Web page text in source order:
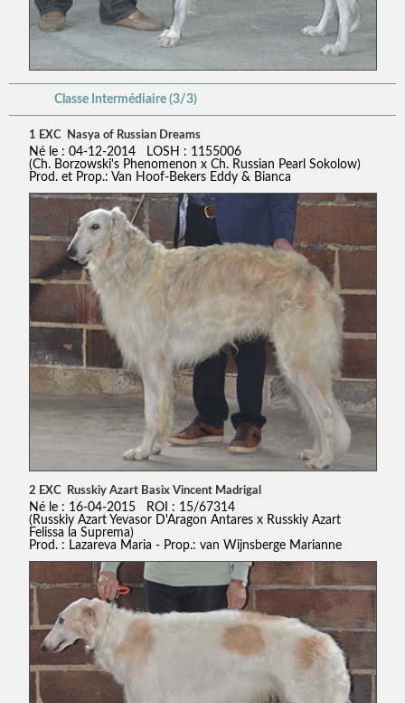
Classe Intermédiaire (3/3)
1 EXC Nasya of Russian Dreams
Né le : 04-12-2014 LOSH : 1155006
(Ch. Borzowski's Phenomenon x Ch. Russian Pearl Sokolow)
Prod. et Prop.: Van Hoof-Bekers Eddy & Bianca
2 EXC Russkiy Azart Basix Vincent Madrigal
Né le : 16-04-2015 ROI : 15/67314
(Russkiy Azart Yevasor D'Aragon Antares x Russkiy Azart
Felissa la Suprema)
Prod. : Lazareva Maria - Prop.: van Wijnsberge Marianne